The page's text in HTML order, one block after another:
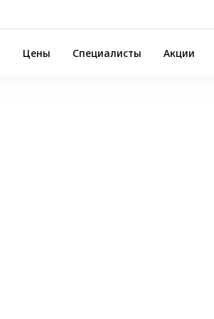
Цены Специалисты Акции